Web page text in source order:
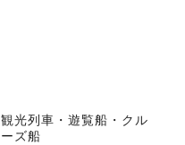
観光列車・遊覧船・クル
ーズ船